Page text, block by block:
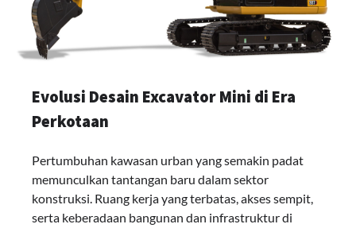
Evolusi Desain Excavator Mini di Era
Perkotaan
Pertumbuhan kawasan urban yang semakin padat
memunculkan tantangan baru dalam sektor
konstruksi. Ruang kerja yang terbatas, akses sempit,
serta keberadaan bangunan dan infrastruktur di